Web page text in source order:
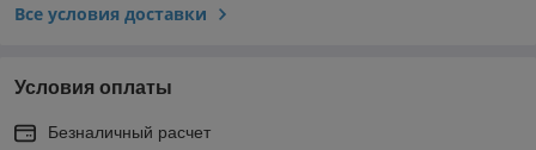
Все условия доставки
Условия оплаты
Безналичный расчет